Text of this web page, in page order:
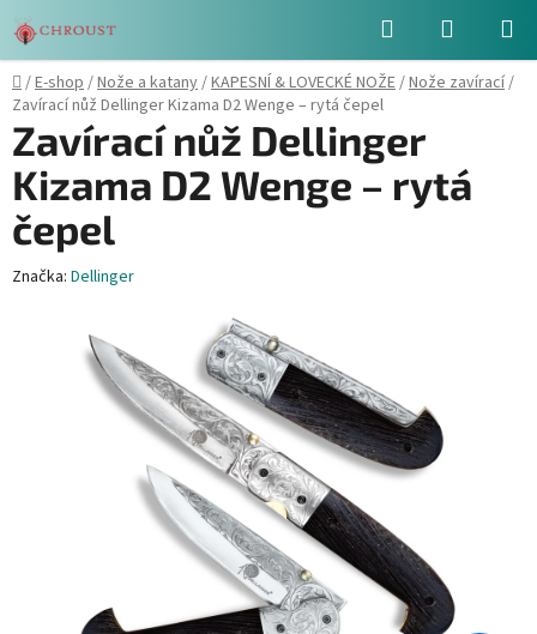
na
obsah
Hledat
KOŠÍK
Domů
/E-shop/Nože a katany/KAPESNÍ & LOVECKÉ NOŽE/Nože zavírací/
Zavírací nůž Dellinger Kizama D2 Wenge – rytá čepel
Zavírací nůž Dellinger
Kizama D2 Wenge – rytá
čepel
Značka: Dellinger